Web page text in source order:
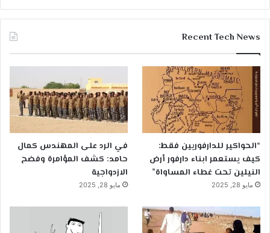
Recent Tech News
“الحواكير للدارفوريين فقط:
كيف يستعمر ابناء دارفور أرض
النيلين تحت غطاء المساواة”
مايو 28, 2025
في الرد على المهندس كمال
حامد: كشف المؤامرة وفضح
الازدواجية
مايو 28, 2025